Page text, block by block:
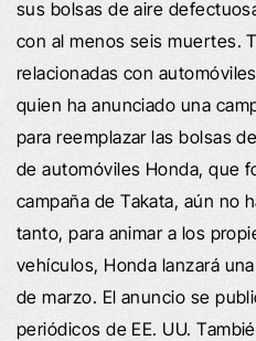
sus bolsas de aire
con al menos seis muertes.
relacionadas con
quien ha anunciado una
para reemplazar las bolsas
de automóviles Honda, que
campaña de Takata, aún no
tanto, para animar a los
vehículos, Honda lanzará
de marzo. El anuncio se
periódicos de EE. UU.